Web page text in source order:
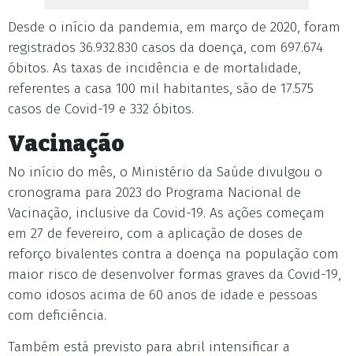
Desde o início da pandemia, em março de 2020, foram
registrados 36.932.830 casos da doença, com 697.674
óbitos. As taxas de incidência e de mortalidade,
referentes a casa 100 mil habitantes, são de 17.575
casos de Covid-19 e 332 óbitos.
Vacinação
No início do mês, o Ministério da Saúde divulgou o
cronograma para 2023 do Programa Nacional de
Vacinação, inclusive da Covid-19. As ações começam
em 27 de fevereiro, com a aplicação de doses de
reforço bivalentes contra a doença na população com
maior risco de desenvolver formas graves da Covid-19,
como idosos acima de 60 anos de idade e pessoas
com deficiência.
Também está previsto para abril intensificar a